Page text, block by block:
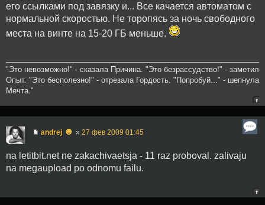
его ссылками под завязку и... Все качается автоматом с
нормальной скоростью. Не торопясь за ночь свободного
места на винте на 15-20 ГБ меньше.
"Это невозможно!" - сказала Причина. "Это безрассудство!" - заметил
Опыт. "Это бесполезно!" - отрезала Гордость. "Попробуй..." - шепнула
Мечта."
andrej ☻ » 27 фев 2009 01:45
na letitbit.net ne zakachivaetsja - 11 raz proboval. zalivaju
na megaupload po odnomu failu.